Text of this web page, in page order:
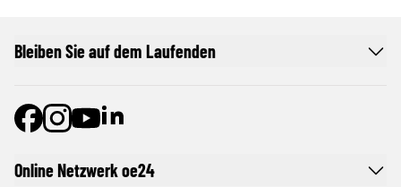
Online Netzwerk oe24
Bleiben Sie auf dem Laufenden